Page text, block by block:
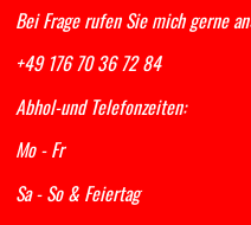
Bei Frage rufen Sie mich gerne an:
+49 176 70 36 72 84
Abhol-und Telefonzeiten:
Mo - Fr 13:00
Sa - So & Feiertag nur